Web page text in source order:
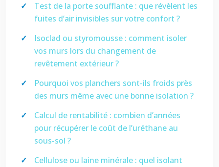
Test de la porte soufflante : que révèlent les
fuites d’air invisibles sur votre confort ?
Isoclad ou styromousse : comment isoler
vos murs lors du changement de
revêtement extérieur ?
Pourquoi vos planchers sont-ils froids près
des murs même avec une bonne isolation ?
Calcul de rentabilité : combien d’années
pour récupérer le coût de l’uréthane au
sous-sol ?
Cellulose ou laine minérale : quel isolant